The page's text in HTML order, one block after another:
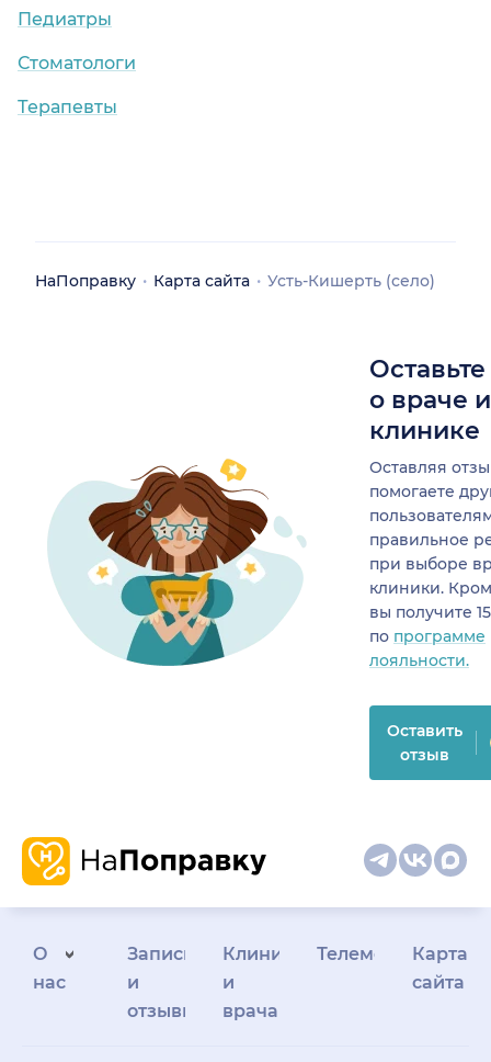
Педиатры
Стоматологи
Терапевты
НаПоправку Карта сайта Усть-Кишерть (село)
о враче
клинике
Оставляя
помогаете
правильное
при выборе
клиники.
вы получите
по программе
лояльности.
Оставить
отзыв
О
нас
Запись
и
отзывы
Клиникам
и
врачам
Телемедицина
Карта
сайта